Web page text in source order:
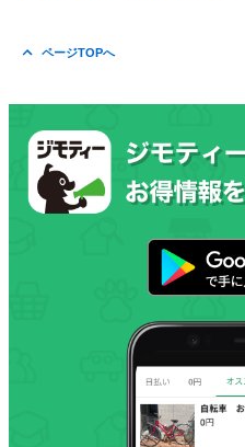
ページTOPへ